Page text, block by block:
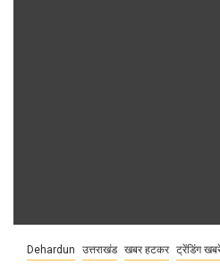
Dehardun उत्तराखंड खबर हटकर ट्रेंडिंग